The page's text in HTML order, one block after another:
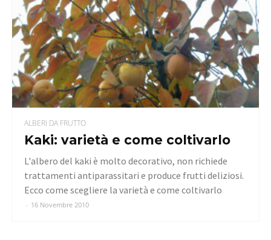
ALBERI DA FRUTTO
Kaki: varietà e come coltivarlo
- 16 Novembre 2010
L'albero del kaki è molto decorativo, non richiede
trattamenti antiparassitari e produce frutti deliziosi.
Ecco come scegliere la varietà e come coltivarlo